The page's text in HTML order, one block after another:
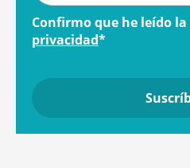
Confirmo que he leído la
privacidad*